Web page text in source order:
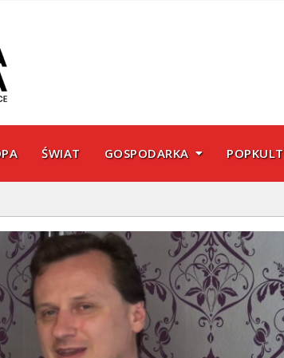
ŚWIAT GOSPODARKA